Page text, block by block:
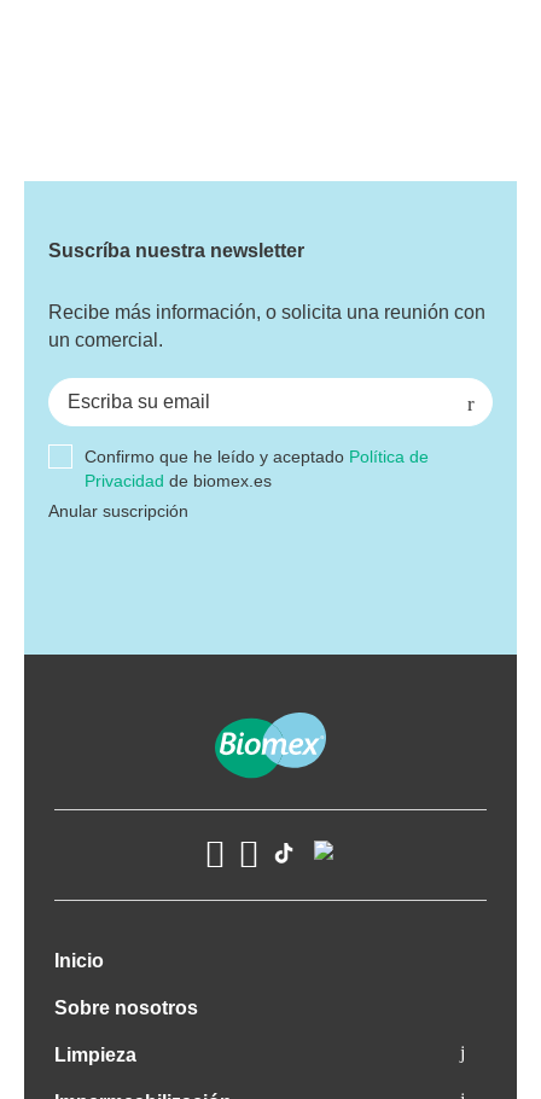
Inicio
Sobre nosotros
Limpieza
Suscríba nuestra newsletter
Recibe más información, o solicita una reunión con
un comercial.
Confirmo que he leído y aceptado Política de
Privacidad de biomex.es
Anular suscripción